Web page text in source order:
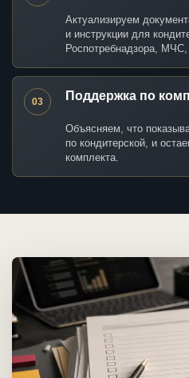
Актуализируем
и инструкции для
Роспотребнадзора,
03 Поддержка по
Объясняем, что
по кондитерской, и
комплекта.